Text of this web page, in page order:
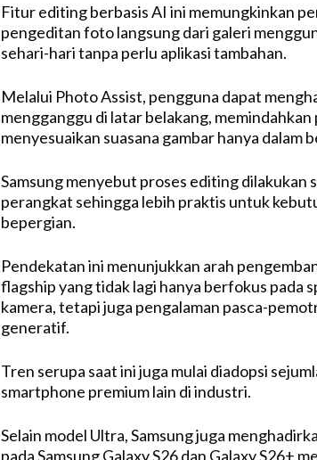
Fitur editing berbasis AI ini memungkinkan
pengeditan foto langsung dari galeri
sehari-hari tanpa perlu aplikasi tambahan.
Melalui Photo Assist, pengguna dapat
mengganggu di latar belakang, memindahkan
menyesuaikan suasana gambar hanya dalam
Samsung menyebut proses editing dilakukan
perangkat sehingga lebih praktis untuk
bepergian.
Pendekatan ini menunjukkan arah
flagship yang tidak lagi hanya berfokus pada
kamera, tetapi juga pengalaman pasca-
generatif.
Tren serupa saat ini juga mulai diadopsi
smartphone premium lain di industri.
Selain model Ultra, Samsung juga
pada Samsung Galaxy S26 dan Galaxy S26+